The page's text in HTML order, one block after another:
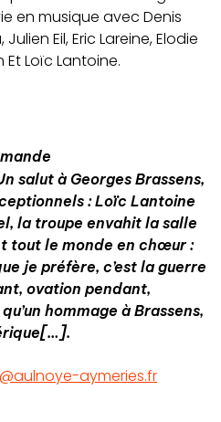
en musique avec Denis
Eil, Eric Lareine, Elodie
Et Loïc Lantoine.
salut à Georges Brassens,
: Loïc Lantoine
la troupe envahit la salle
tout le monde en chœur :
je préfère, c’est la guerre
ovation pendant,
hommage à Brassens,
aymeries.fr